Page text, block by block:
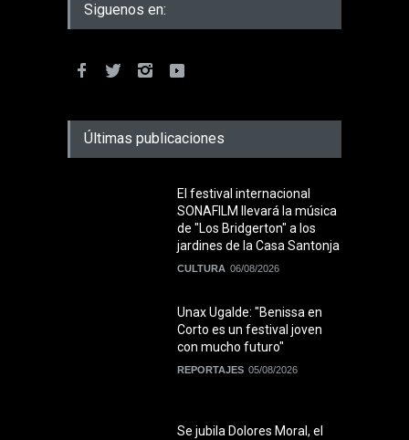
Siguenos en:
Últimas publicaciones
El festival internacional
SONAFILM llevará la música
de "Los Bridgerton" a los
jardines de la Casa Santonja
CULTURA 06/08/2026
Unax Ugalde: "Benissa en
Corto es un festival joven
con mucho futuro"
REPORTAJES 05/08/2026
Se jubila Dolores Moral, el